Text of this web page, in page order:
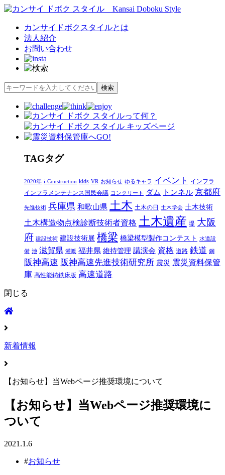
カンサイドボクスタイルとは
法人紹介
お問い合わせ
TAGタグ
2020年 i-Construction kids VR お知らせ ゆるキャラ イベント
インフラ
インフラメンテナンス国民会議 コンクリート ダム トンネル 京都府
先進技術 兵庫県 和歌山県 土木 土木の日 土木学会 土木技術
土木構造物点検診断技術者資格 土木遺産 堤 大阪
府 建設技術 建設技術展 橋梁 橋梁模型製作コンテスト 水道設
備 池 滋賀県 灌漑 福井県 維持管理 講演会 資格 道路 鉄道 鋼
阪神高速 阪神高速先進技術研究所 震災 震災資料保管
庫 高性能鋳鉄床版 高速道路
閉じる
新着情報
【お知らせ】当Webページ推奨環境について
【お知らせ】当Webページ推奨環境に
ついて
2021.1.6
#お知らせ